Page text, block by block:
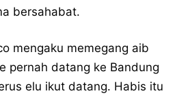
bersahabat.
mengaku memegang aib
pernah datang ke Bandung
elu ikut datang. Habis itu